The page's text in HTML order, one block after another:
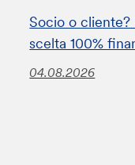
Socio o cliente?
scelta 100%
04.08.2026